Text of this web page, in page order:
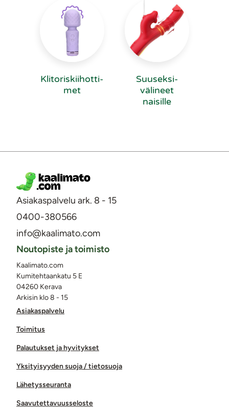
Kli­to­ris­kii­hot­ti­
met
Suuseksi­
välineet
naisille
Asiakaspalvelu ark. 8 - 15
0400-380566
info@kaalimato.com
Asiakaspalvelu
Toimitus
Palautukset ja hyvitykset
Yksityisyyden suoja / tietosuoja
Lähetysseuranta
Saavutettavuusseloste
Noutopiste ja toimisto
Kaalimato.com
Kumitehtaankatu 5 E
04260 Kerava
Arkisin klo 8 - 15